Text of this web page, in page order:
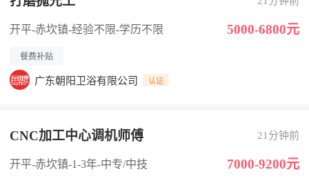
开平-赤坎镇-经验不限-学历不限 5000-6800元
餐费补贴
广东朝阳卫浴有限公司 认证
CNC加工中心调机师傅 21分钟前
开平-赤坎镇-1-3年-中专/中技 7000-9200元